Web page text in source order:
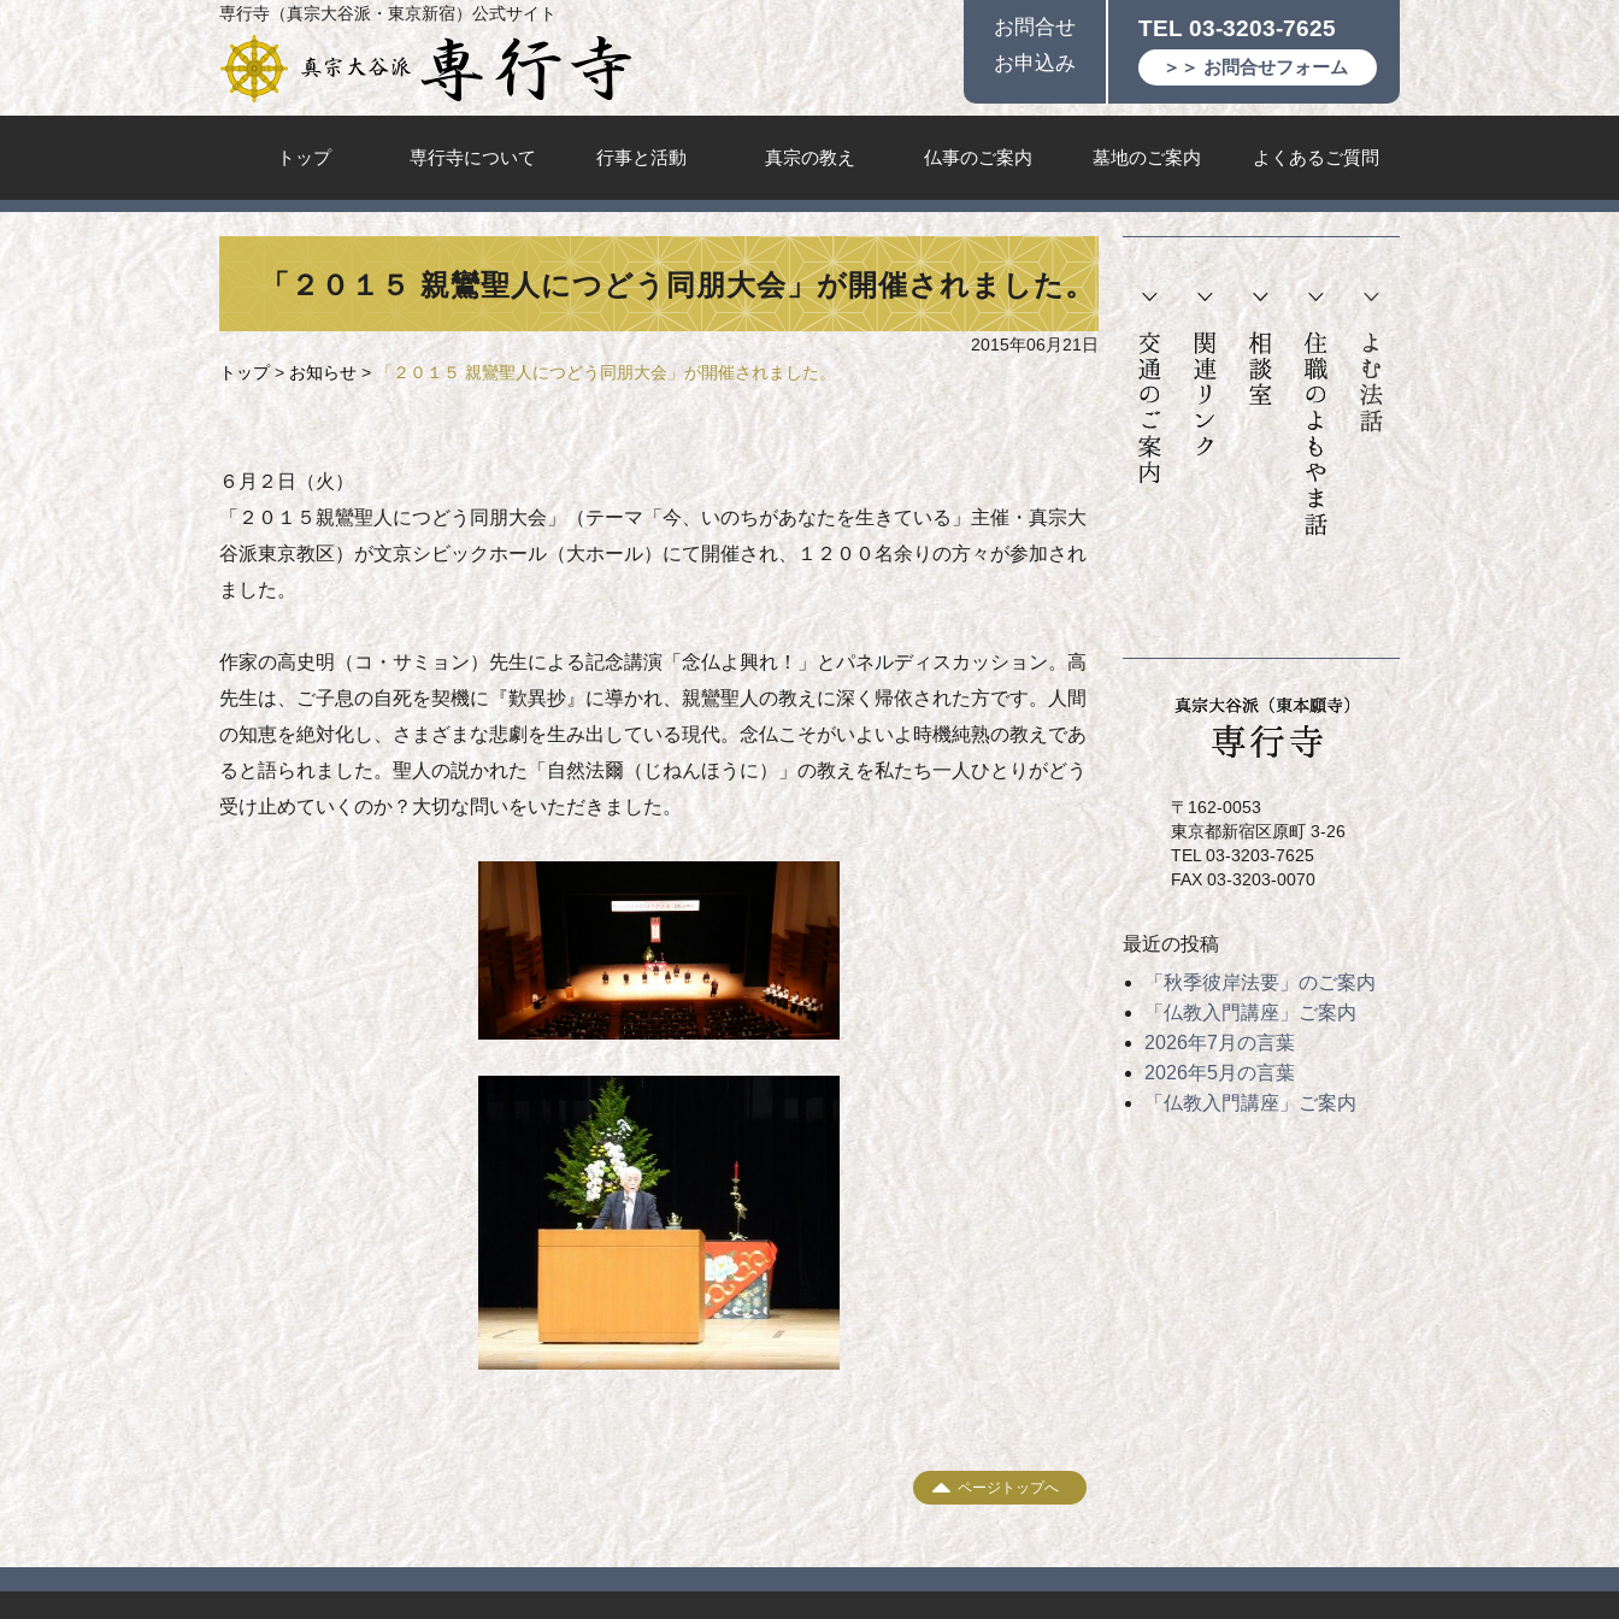
お問合せ
お申込み
TEL 03-3203-7625
＞＞ お問合せフォーム
専行寺（真宗大谷派・東京新宿）公式サイト
トップ 専行寺について 行事と活動 真宗の教え 仏事のご案内 墓地のご案内 よくあるご質問
「２０１５ 親鸞聖人につどう同朋大会」が開催されました。
2015年06月21日
トップ> お知らせ > 「２０１５ 親鸞聖人につどう同朋大会」が開催されました。
６月２日（火）
「２０１５親鸞聖人につどう同朋大会」（テーマ「今、いのちがあなたを生きている」主催・真宗大
谷派東京教区）が文京シビックホール（大ホール）にて開催され、１２００名余りの方々が参加され
ました。
作家の高史明（コ・サミョン）先生による記念講演「念仏よ興れ！」とパネルディスカッション。高
先生は、ご子息の自死を契機に『歎異抄』に導かれ、親鸞聖人の教えに深く帰依された方です。人間
の知恵を絶対化し、さまざまな悲劇を生み出している現代。念仏こそがいよいよ時機純熟の教えであ
ると語られました。聖人の説かれた「自然法爾（じねんほうに）」の教えを私たち一人ひとりがどう
受け止めていくのか？大切な問いをいただきました。
〒162-0053
東京都新宿区原町 3-26
TEL 03-3203-7625
FAX 03-3203-0070
最近の投稿
「秋季彼岸法要」のご案内
「仏教入門講座」ご案内
2026年7月の言葉
2026年5月の言葉
「仏教入門講座」ご案内
ページトップへ